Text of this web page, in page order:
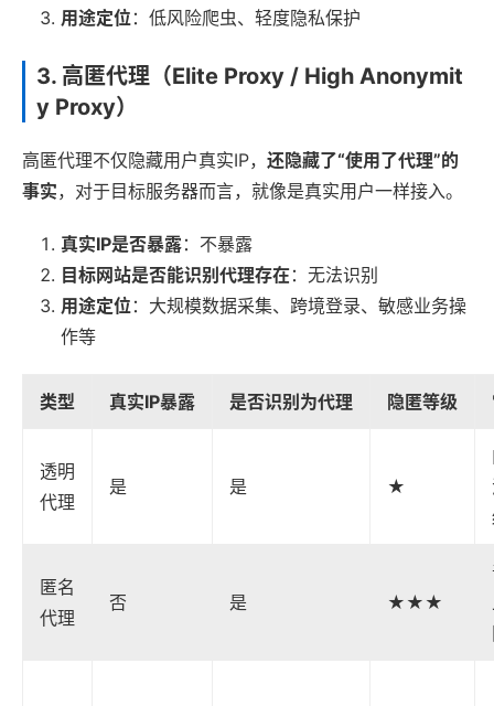
用途定位：低风险爬虫、轻度隐私保护
3. 高匿代理（Elite Proxy / High Anonymit
y Proxy）
高匿代理不仅隐藏用户真实IP， 还隐藏了“使用了代理”的
事实，对于目标服务器而言，就像是真实用户一样接入。
真实IP是否暴露：不暴露
目标网站是否能识别代理存在：无法识别
用途定位：大规模数据采集、跨境登录、敏感业务操
作等
类型 真实IP暴露 是否识别为代理 隐匿等级
透明
代理
是 是 ★
匿名
代理
否 是 ★★★